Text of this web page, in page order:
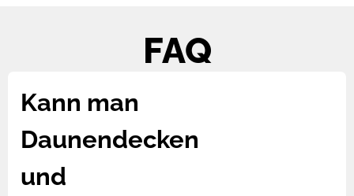
FAQ
Kann man
Daunendecken
und